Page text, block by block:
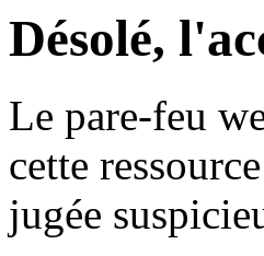
Désolé,
Le pare-feu
cette
jugée